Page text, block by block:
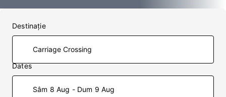
Destinaţie
Dates
Sâm 8 Aug - Dum 9 Aug